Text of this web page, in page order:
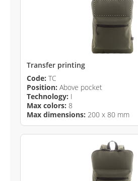
Transfer printing
Code: TC
Position: Above pocket
Technology: I
Max colors: 8
Max dimensions: 200 x 80 mm